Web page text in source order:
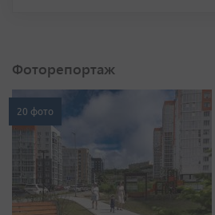
Фоторепортаж
20 фото